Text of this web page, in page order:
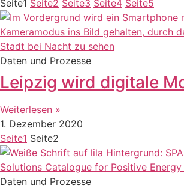
Seite1 Seite2 Seite3 Seite4 Seite5
Daten und Prozesse
Leipzig wird digitale
Weiterlesen »
1. Dezember 2020
Seite1 Seite2
Daten und Prozesse